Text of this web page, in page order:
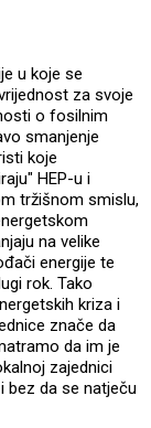
u koje se
za svoje
o fosilnim
smanjenje
koje
HEP-u i
tržišnom smislu,
na velike
energije te
rok. Tako
kriza i
znače da
da im je
zajednici
bez da se natječu